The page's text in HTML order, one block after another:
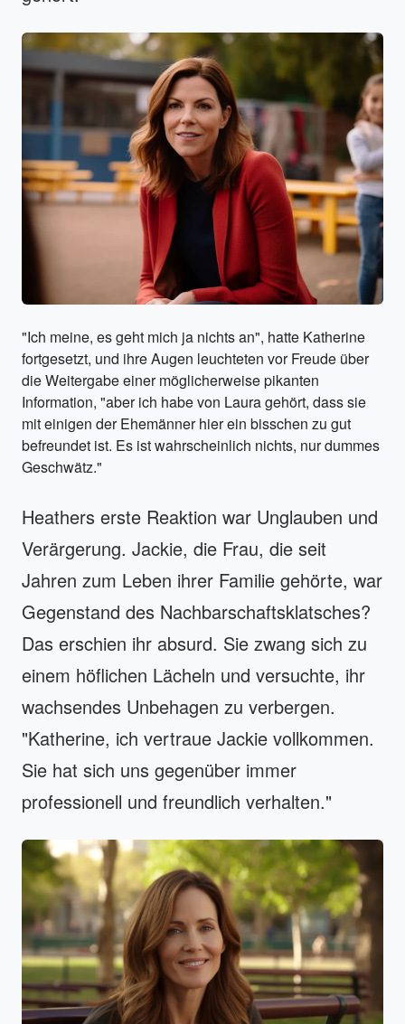
"Ich meine, es geht mich ja nichts an", hatte Katherine
fortgesetzt, und ihre Augen leuchteten vor Freude über
die Weitergabe einer möglicherweise pikanten
Information, "aber ich habe von Laura gehört, dass sie
mit einigen der Ehemänner hier ein bisschen zu gut
befreundet ist. Es ist wahrscheinlich nichts, nur dummes
Geschwätz."
Heathers erste Reaktion war Unglauben und
Verärgerung. Jackie, die Frau, die seit
Jahren zum Leben ihrer Familie gehörte, war
Gegenstand des Nachbarschaftsklatsches?
Das erschien ihr absurd. Sie zwang sich zu
einem höflichen Lächeln und versuchte, ihr
wachsendes Unbehagen zu verbergen.
"Katherine, ich vertraue Jackie vollkommen.
Sie hat sich uns gegenüber immer
professionell und freundlich verhalten."